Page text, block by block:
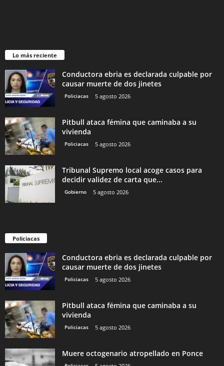
Lo más reciente
Conductora ebria es declarada culpable por
causar muerte de dos jinetes
Policiacas 5 agosto 2026
Pitbull ataca fémina que caminaba a su
vivienda
Policiacas 5 agosto 2026
Tribunal Supremo local acoge casos para
decidir validez de carta que...
Gobierno 5 agosto 2026
Policiacas
Conductora ebria es declarada culpable por
causar muerte de dos jinetes
Policiacas 5 agosto 2026
Pitbull ataca fémina que caminaba a su
vivienda
Policiacas 5 agosto 2026
Muere octogenario atropellado en Ponce